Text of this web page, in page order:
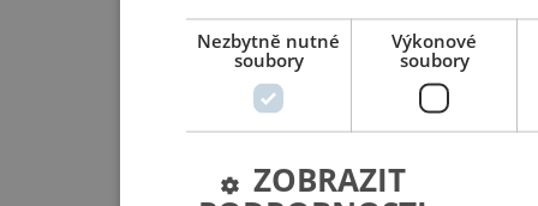
Nezbytně nutné
soubory
Výkonové
soubory
ZOBRAZIT